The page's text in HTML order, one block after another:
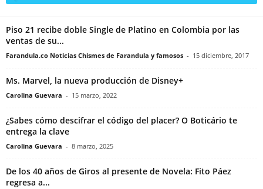
Piso 21 recibe doble Single de Platino en Colombia por las
ventas de su...
Farandula.co Noticias Chismes de Farandula y famosos - 15 diciembre, 2017
Ms. Marvel, la nueva producción de Disney+
Carolina Guevara - 15 marzo, 2022
¿Sabes cómo descifrar el código del placer? O Boticário te
entrega la clave
Carolina Guevara - 8 marzo, 2025
De los 40 años de Giros al presente de Novela: Fito Páez
regresa a...